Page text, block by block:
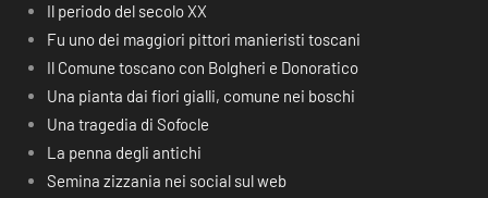
Il periodo del secolo XX
Fu uno dei maggiori pittori manieristi toscani
Il Comune toscano con Bolgheri e Donoratico
Una pianta dai fiori gialli, comune nei boschi
Una tragedia di Sofocle
La penna degli antichi
Semina zizzania nei social sul web